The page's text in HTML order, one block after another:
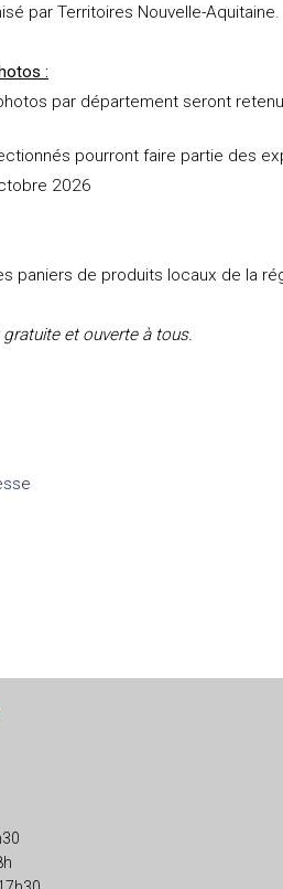
par Territoires Nouvelle-Aquitaine.
:
par département seront
pourront faire partie des
2026
paniers de produits locaux de la
gratuite et ouverte à tous.